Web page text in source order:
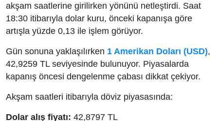
akşam saatlerine girilirken yönünü netleştirdi. Saat
18:30 itibarıyla dolar kuru, önceki kapanışa göre
artışla yüzde 0,13 ile işlem görüyor.
Gün sonuna yaklaşılırken 1 Amerikan Doları (USD),
42,9259 TL seviyesinde bulunuyor. Piyasalarda
kapanış öncesi dengelenme çabası dikkat çekiyor.
Akşam saatleri itibarıyla döviz piyasasında:
Dolar alış fiyatı: 42,8797 TL